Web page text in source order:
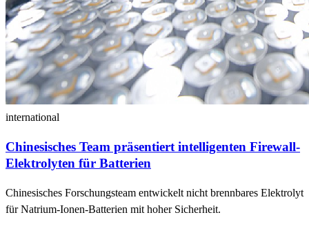
international
Chinesisches Team präsentiert intelligenten Firewall-
Elektrolyten für Batterien
Chinesisches Forschungsteam entwickelt nicht brennbares Elektrolyt
für Natrium-Ionen-Batterien mit hoher Sicherheit.